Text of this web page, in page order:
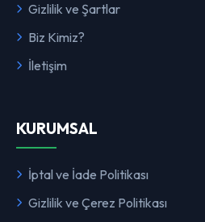
Gizlilik ve Şartlar
Biz Kimiz?
İletişim
KURUMSAL
İptal ve İade Politikası
Gizlilik ve Çerez Politikası